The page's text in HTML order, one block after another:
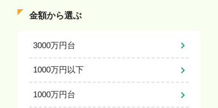
金額から選ぶ
3000万円台
1000万円以下
1000万円台